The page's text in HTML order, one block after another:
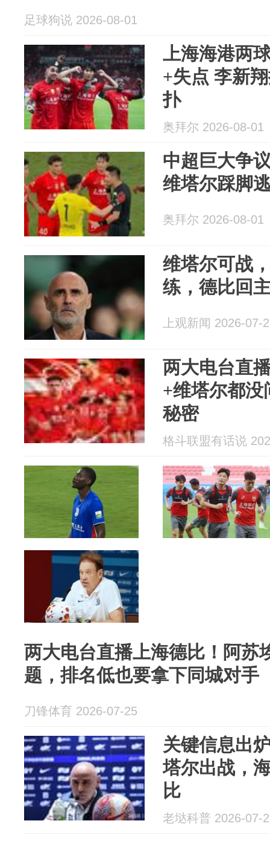
足球狗说 2026-08-01
上海海港两
+失点 李新
扑
奥拜尔 2026-08-01
中超巨大争
维塔尔踩脚
奥拜尔 2026-08-01
维塔尔可战
练，德比回
上观新闻 2026-07-
两大电台直
+维塔尔都没
秘密
格斗联盟有话说
两大电台直播上海德比！阿苏
题，排名低也要拿下同城对手
刀锋体育 2026-07-25
关键信息出
塔尔出战，
比
老垯科普 2026-07-